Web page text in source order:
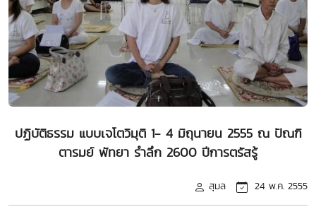
ปฏิบัติธรรม แบบเจโตวิมุติ 1- 4 มิถุนายน 2555 ณ ปัณฑิ
ตารมย์ พัทยา รำลึก 2600 ปีการตรัสรู้
สุมล 24 พ.ค. 2555